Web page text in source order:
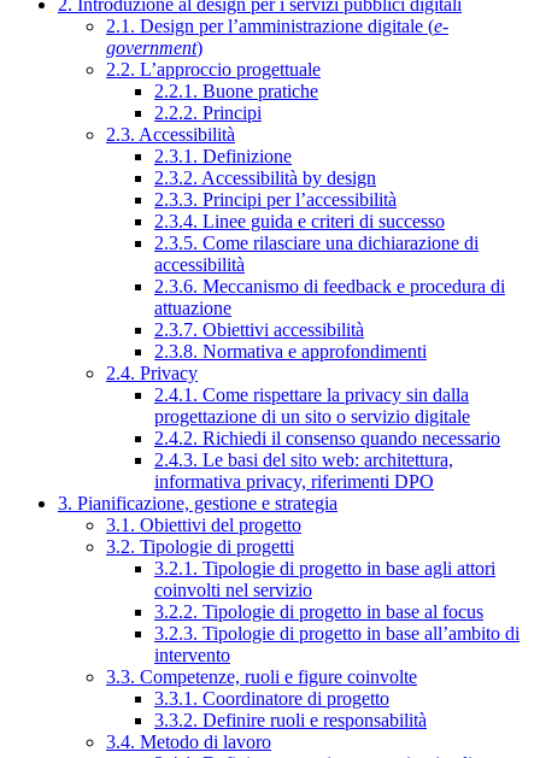
2. Introduzione al design per i servizi pubblici digitali
2.1. Design per l’amministrazione digitale (e-
government)
2.2. L’approccio progettuale
2.2.1. Buone pratiche
2.2.2. Principi
2.3. Accessibilità
2.3.1. Definizione
2.3.2. Accessibilità by design
2.3.3. Principi per l’accessibilità
2.3.4. Linee guida e criteri di successo
2.3.5. Come rilasciare una dichiarazione di
accessibilità
2.3.6. Meccanismo di feedback e procedura di
attuazione
2.3.7. Obiettivi accessibilità
2.3.8. Normativa e approfondimenti
2.4. Privacy
2.4.1. Come rispettare la privacy sin dalla
progettazione di un sito o servizio digitale
2.4.2. Richiedi il consenso quando necessario
2.4.3. Le basi del sito web: architettura,
informativa privacy, riferimenti DPO
3. Pianificazione, gestione e strategia
3.1. Obiettivi del progetto
3.2. Tipologie di progetti
3.2.1. Tipologie di progetto in base agli attori
coinvolti nel servizio
3.2.2. Tipologie di progetto in base al focus
3.2.3. Tipologie di progetto in base all’ambito di
intervento
3.3. Competenze, ruoli e figure coinvolte
3.3.1. Coordinatore di progetto
3.3.2. Definire ruoli e responsabilità
3.4. Metodo di lavoro